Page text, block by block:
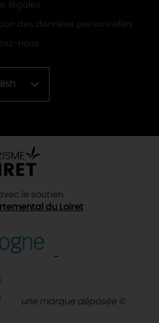
légales
des données personnelles
nous
le soutien
du Loiret
une marque déposée ©